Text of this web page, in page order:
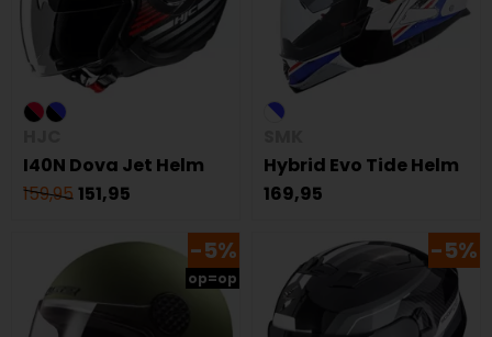
I40N Dova Jet Helm
159,95 151,95
Hybrid Evo Tide Helm
169,95
-5%
op=op
-5%